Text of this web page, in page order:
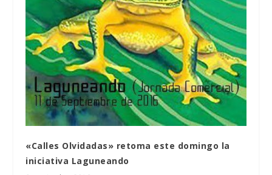
«Calles Olvidadas» retoma este domingo la
iniciativa Laguneando